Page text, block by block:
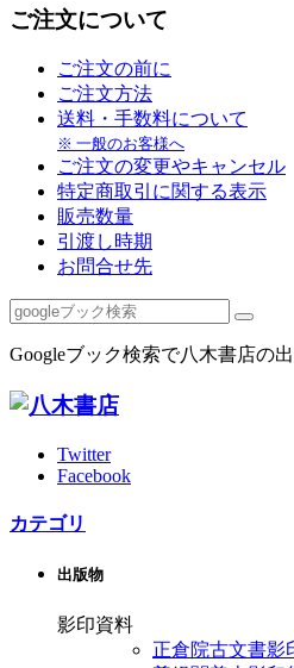
ご注文について
ご注文の前に
ご注文方法
送料・手数料について
※ 一般のお客様へ
ご注文の変更やキャンセル
特定商取引に関する表示
販売数量
引渡し時期
お問合せ先
Googleブック検索で八木書店の
Twitter
Facebook
カテゴリ
出版物
影印資料
正倉院古文書影